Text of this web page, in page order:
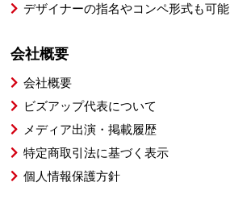
デザイナーの指名やコンペ形式も可能
会社概要
会社概要
ビズアップ代表について
メディア出演・掲載履歴
特定商取引法に基づく表示
個人情報保護方針